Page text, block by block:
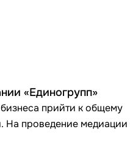
«Единогрупп»
прийти к общему
На проведение медиации